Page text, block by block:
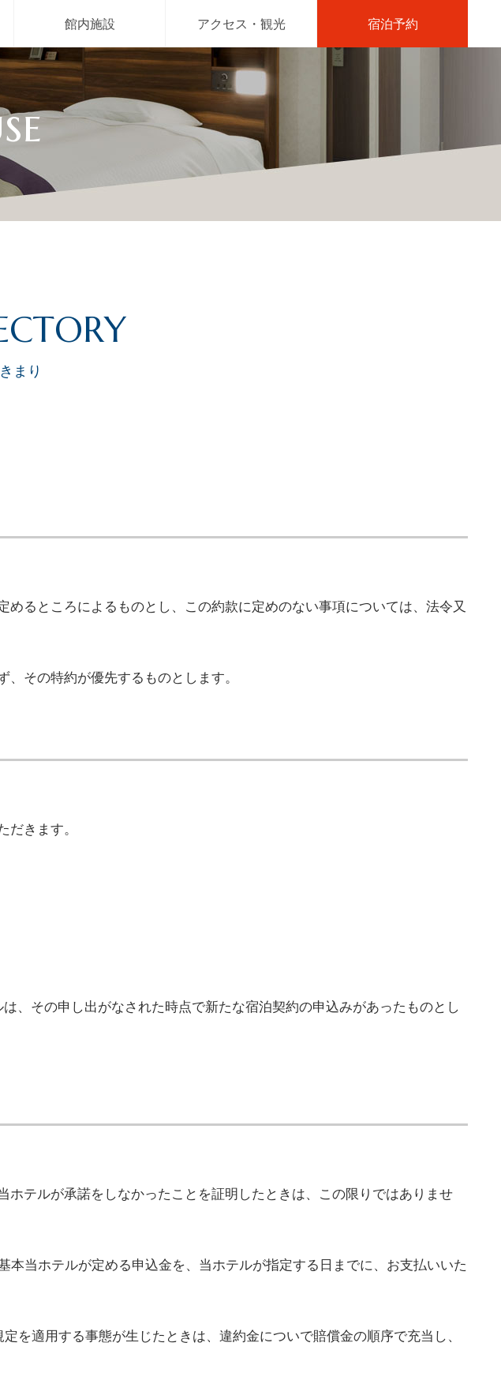
館内施設 アクセス・観光 宿泊予約
まり
るところによるものとし、この約款に定めのない事項については、法令又
その特約が優先するものとします。
きます。
、その申し出がなされた時点で新たな宿泊契約の申込みがあったものとし
テルが承諾をしなかったことを証明したときは、この限りではありませ
当ホテルが定める申込金を、当ホテルが指定する日までに、お支払いいた
を適用する事態が生じたときは、違約金についで賠償金の順序で充当し、